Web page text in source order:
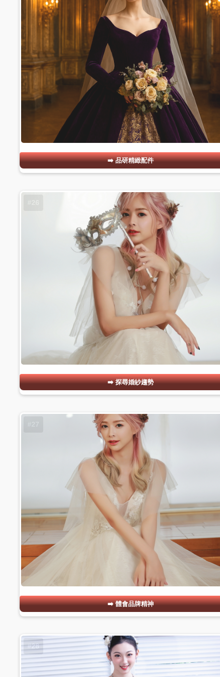
品研精緻配件
探尋婚紗趨勢
體會品牌精神
#28